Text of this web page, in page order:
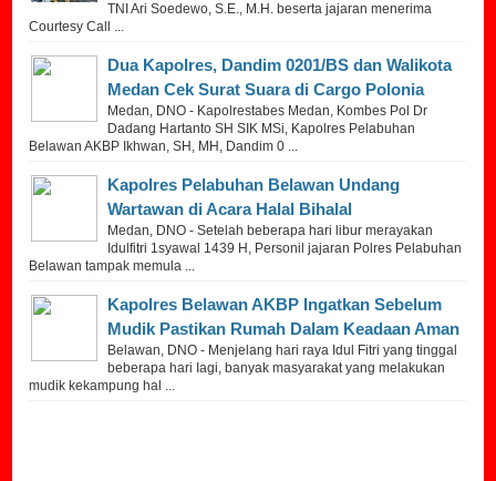
TNI Ari Soedewo, S.E., M.H. beserta jajaran menerima
Courtesy Call ...
Dua Kapolres, Dandim 0201/BS dan Walikota
Medan Cek Surat Suara di Cargo Polonia
Medan, DNO - Kapolrestabes Medan, Kombes Pol Dr
Dadang Hartanto SH SIK MSi, Kapolres Pelabuhan
Belawan AKBP Ikhwan, SH, MH, Dandim 0 ...
Kapolres Pelabuhan Belawan Undang
Wartawan di Acara Halal Bihalal
Medan, DNO - Setelah beberapa hari libur merayakan
Idulfitri 1syawal 1439 H, Personil jajaran Polres Pelabuhan
Belawan tampak memula ...
Kapolres Belawan AKBP Ingatkan Sebelum
Mudik Pastikan Rumah Dalam Keadaan Aman
Belawan, DNO - Menjelang hari raya Idul Fitri yang tinggal
beberapa hari Iagi, banyak masyarakat yang melakukan
mudik kekampung hal ...